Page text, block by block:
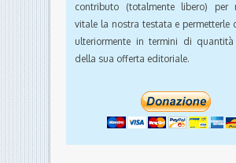
contributo (totalmente libero) per
vitale la nostra testata e permetterle
ulteriormente in termini di
della sua offerta editoriale.